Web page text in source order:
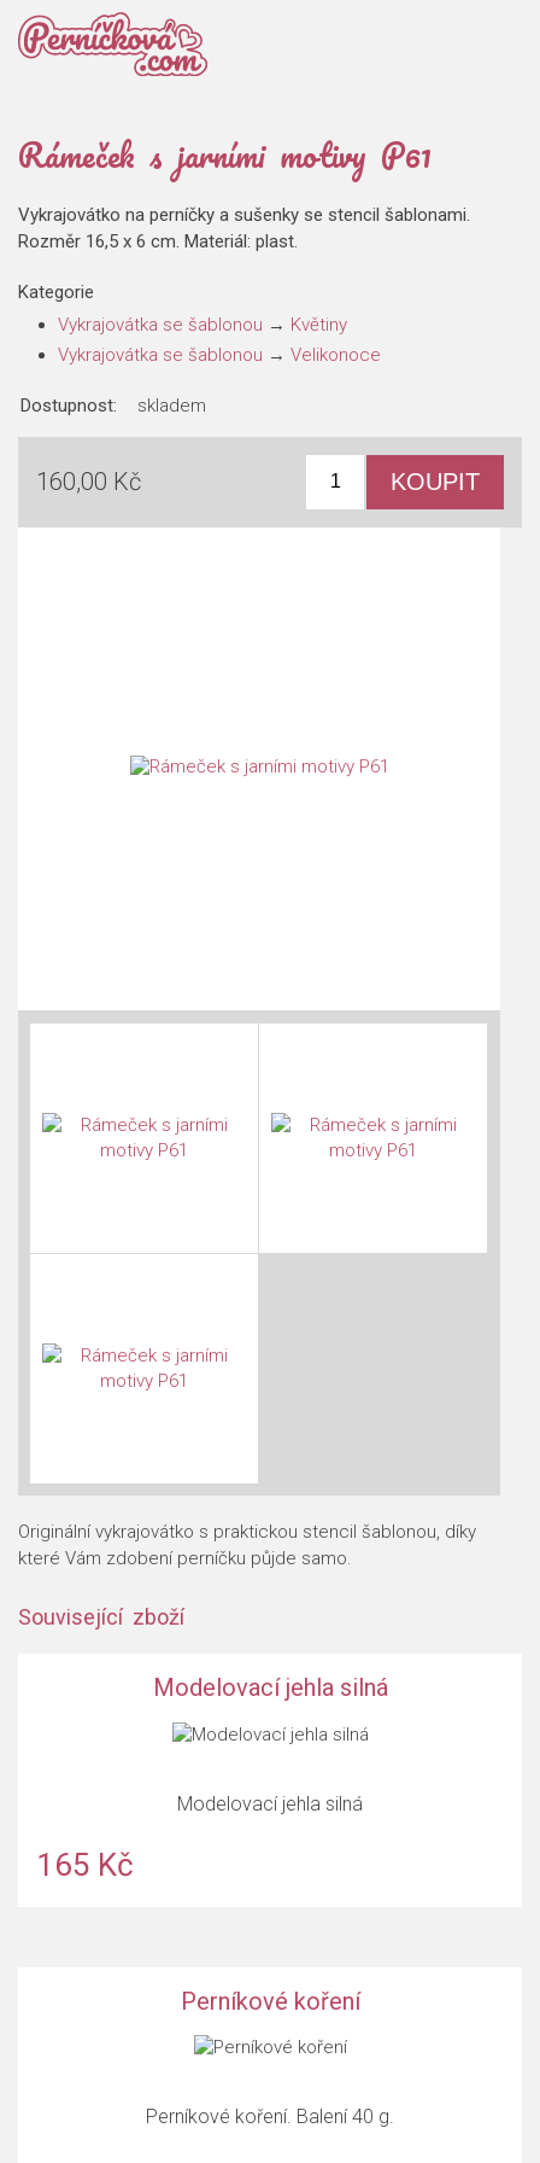
Rámeček s jarními motivy P61
Vykrajovátko na perníčky a sušenky se stencil šablonami.
Rozměr 16,5 x 6 cm. Materiál: plast.
Kategorie
Vykrajovátka se šablonou → Květiny
Vykrajovátka se šablonou → Velikonoce
Dostupnost: skladem
160,00 Kč
Originální vykrajovátko s praktickou stencil šablonou, díky
které Vám zdobení perníčku půjde samo.
Související zboží
Modelovací jehla silná
Modelovací jehla silná
165 Kč
Perníkové koření
Perníkové koření. Balení 40 g.